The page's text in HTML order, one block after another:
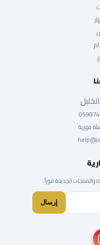
فورية
الجديدة فوراً.
إرسال